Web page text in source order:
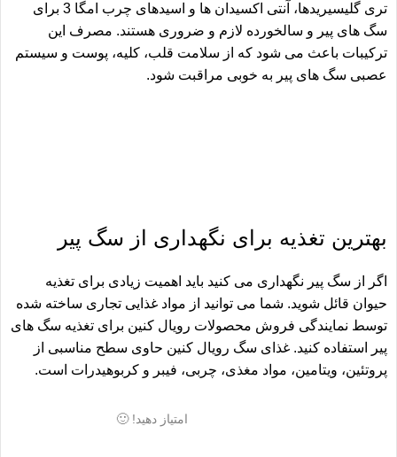
تری گلیسیریدها، آنتی اکسیدان ها و اسیدهای چرب امگا 3 برای
سگ های پیر و سالخورده لازم و ضروری هستند. مصرف این
ترکیبات باعث می شود که از سلامت قلب، کلیه، پوست و سیستم
عصبی سگ های پیر به خوبی مراقبت شود.
بهترین تغذیه برای نگهداری از سگ پیر
اگر از سگ پیر نگهداری می کنید باید اهمیت زیادی برای تغذیه
حیوان قائل شوید. شما می توانید از مواد غذایی تجاری ساخته شده
توسط نمایندگی فروش محصولات رویال کنین برای تغذیه سگ های
پیر استفاده کنید. غذای سگ رویال کنین حاوی سطح مناسبی از
پروتئین، ویتامین، مواد مغذی، چربی، فیبر و کربوهیدرات است.
امتیاز دهید! 🙂